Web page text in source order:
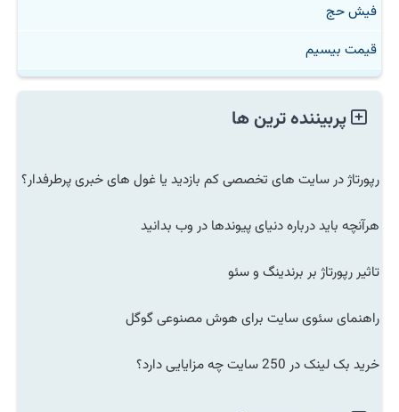
فیش حج
قیمت بیسیم
پربیننده ترین ها
رپورتاژ در سایت های تخصصی کم بازدید یا غول های خبری پرطرفدار؟
هرآنچه باید درباره دنیای پیوندها در وب بدانید
تاثیر رپورتاژ بر برندینگ و سئو
راهنمای سئوی سایت برای هوش مصنوعی گوگل
خرید بک لینک در 250 سایت چه مزایایی دارد؟